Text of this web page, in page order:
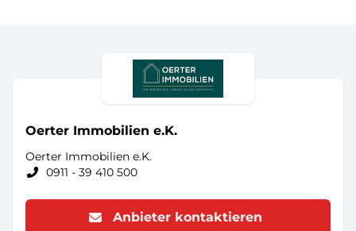
Oerter Immobilien e.K.
Oerter Immobilien e.K.
0911 - 39 410 500
Anbieter kontaktieren